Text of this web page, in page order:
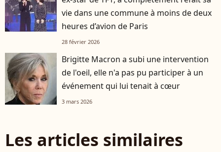
vie dans une commune à moins de deux
heures d’avion de Paris
28 février 2026
Brigitte Macron a subi une intervention
de l'oeil, elle n'a pas pu participer à un
événement qui lui tenait à cœur
3 mars 2026
Les articles similaires